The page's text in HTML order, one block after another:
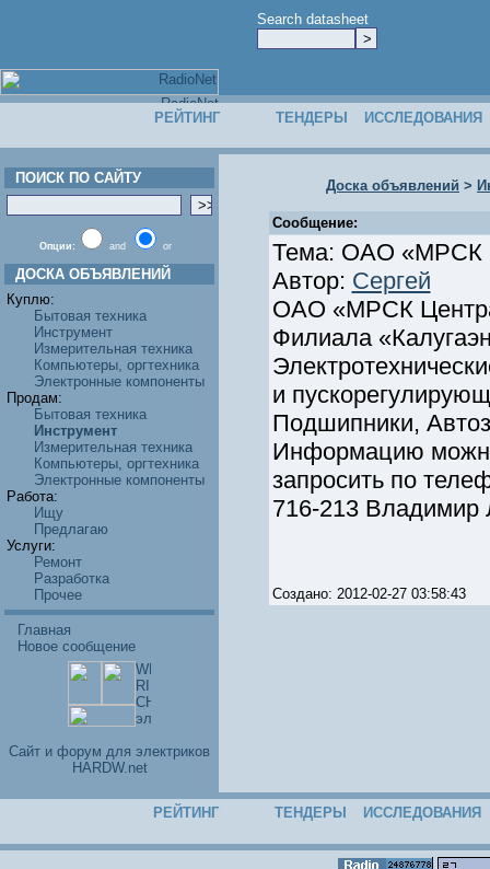
Search datasheet
РЕЙТИНГ ТЕНДЕРЫ ИССЛЕДОВАНИЯ
ПОИСК ПО САЙТУ
Опции: and or
ДОСКА ОБЪЯВЛЕНИЙ
Куплю:
Бытовая техника
Инструмент
Измерительная техника
Компьютеры, оргтехника
Электронные компоненты
Продам:
Бытовая техника
Инструмент
Измерительная техника
Компьютеры, оргтехника
Электронные компоненты
Работа:
Ищу
Предлагаю
Услуги:
Ремонт
Разработка
Прочее
Главная
Новое сообщение
Cайт и форум для электриков
HARDW.net
Доска объявлений >
Сообщение:
Тема: ОАО «МРСК
Автор: Сергей
ОАО «МРСК Центра
Филиала
и
Подшипники,
Информацию
запросить по
716-213 Владимир
Создано: 2012-02-27 03:58:43
РЕЙТИНГ ТЕНДЕРЫ ИССЛЕДОВАНИЯ